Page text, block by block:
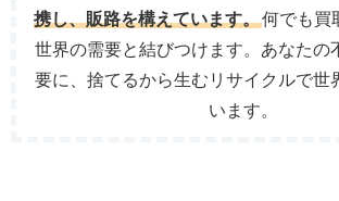
携し、販路を構えています。何でも買
世界の需要と結びつけます。あなたの
要に、捨てるから生むリサイクルで世
います。